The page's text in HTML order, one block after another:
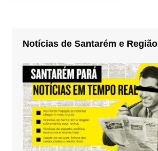
Notícias de Santarém e Região